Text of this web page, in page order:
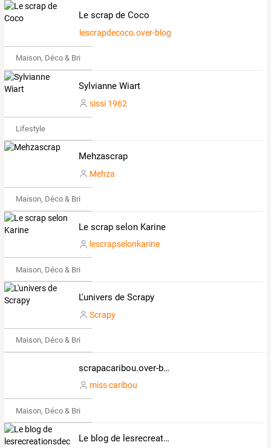
Le scrap de Coco
lescrapdecoco.over-blog.com
Maison, Déco & Bricolage
Sylvianne Wiart
sissi 1962
Lifestyle
Mehzascrap
Mehza
Maison, Déco & Bricolage
Le scrap selon Karine
lescrapselonkarine
Maison, Déco & Bricolage
L'univers de Scrapy
Scrapy
Maison, Déco & Bricolage
scrapacaribou.over-blog.com
miss caribou
Maison, Déco & Bricolage
Le blog de lesrecreationsdecoconuts.over-blog.com